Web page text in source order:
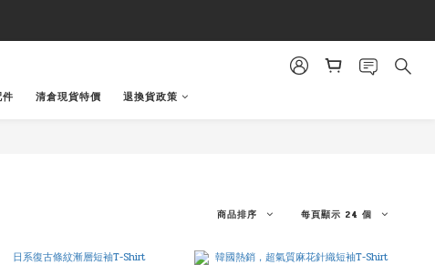
清倉現貨特價 退換貨政策
商品排序 每頁顯示 24 個